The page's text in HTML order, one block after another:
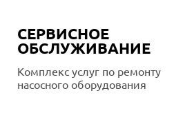
СЕРВИСНОЕ
ОБСЛУЖИВАНИЕ
Комплекс услуг по ремонту
насосного оборудования